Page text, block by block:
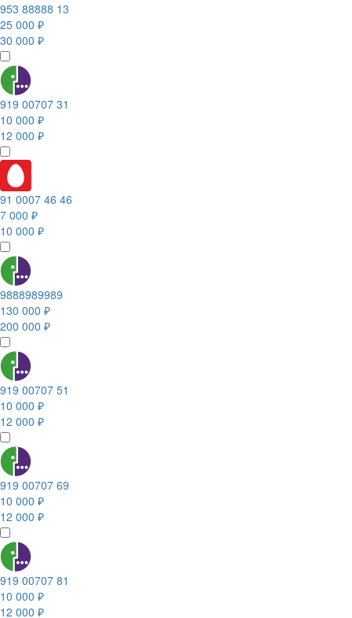
953 88888 13
25 000 ₽
30 000 ₽
919 00707 31
10 000 ₽
12 000 ₽
91 0007 46 46
7 000 ₽
10 000 ₽
9888989989
130 000 ₽
200 000 ₽
919 00707 51
10 000 ₽
12 000 ₽
919 00707 69
10 000 ₽
12 000 ₽
919 00707 81
10 000 ₽
12 000 ₽